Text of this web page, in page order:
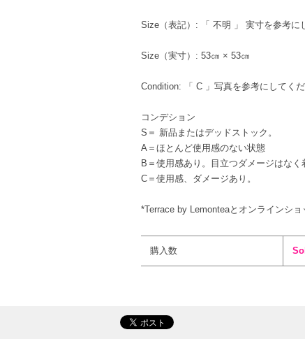
Size（表記）: 「 不明 」 実寸を参考に
Size（実寸）: 53㎝ × 53㎝
Condition: 「 C 」写真を参考にしてくだ
コンデション
S＝ 新品またはデッドストック。
A＝ほとんど使用感のない状態
B＝使用感あり。目立つダメージはなく
C＝使用感、ダメージあり。
*Terrace by Lemonteaとオンラインシ
購入数